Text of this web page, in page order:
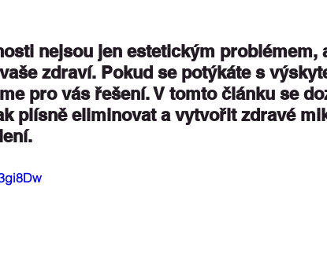
nejsou jen estetickým problémem,
zdraví. Pokud se potýkáte s
pro vás řešení. V tomto článku se
plísně eliminovat a vytvořit zdravé